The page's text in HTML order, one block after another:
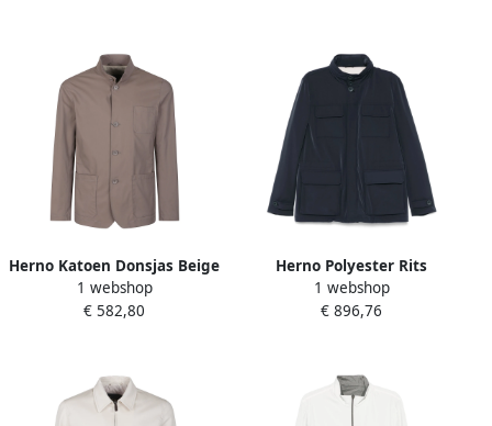
Herno Katoen Donsjas Beige
Heren
1 webshop
€ 582,80
Herno Polyester Rits
Voorkant Shirtjas Blue
Heren
1 webshop
€ 896,76